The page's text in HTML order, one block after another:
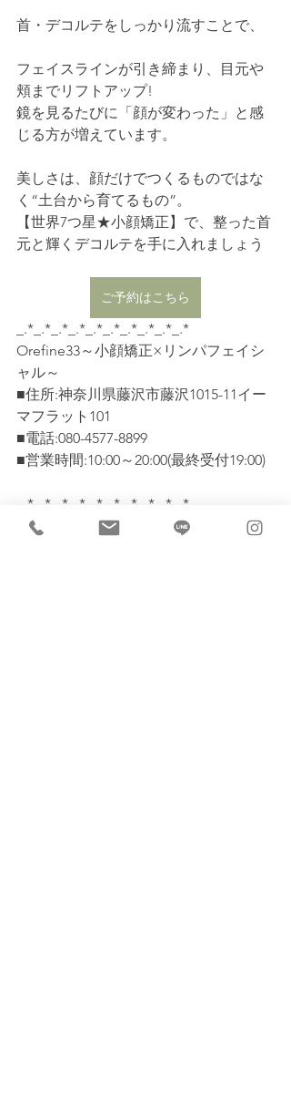
首・デコルテをしっかり流すことで、
フェイスラインが引き締まり、目元や
頬までリフトアップ!
鏡を見るたびに「顔が変わった」と感
じる方が増えています。
美しさは、顔だけでつくるものではな
く“土台から育てるもの”。
【世界7つ星★小顔矯正】で、整った首
元と輝くデコルテを手に入れましょう
ご予約はこちら
_.*_.*_.*_.*_.*_.*_.*_.*_.*_.*
Orefine33～小顔矯正×リンパフェイシ
ャル～
■住所:神奈川県藤沢市藤沢1015-11イー
マフラット101
■電話:080-4577-8899
■営業時間:10:00～20:00(最終受付19:00)
_.*_.*_.*_.*_.*_.*_.*_.*_.*_.*